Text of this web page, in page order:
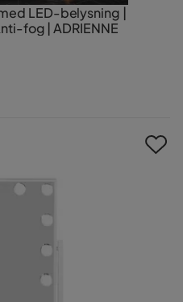
LED-belysning |
fog | ADRIENNE